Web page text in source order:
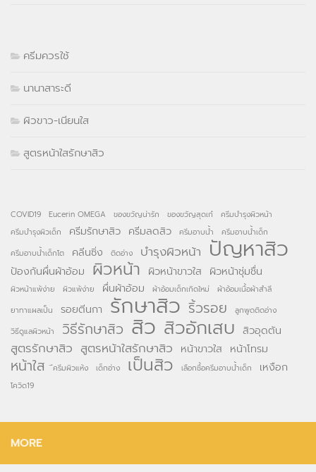
ครีมควรใช้
นานาสาระดี
ผิวขาว-เนียนใส
สูตรหน้าใสรักษาสิว
COVID19 Eucerin OMEGA ของขวัญน่ารัก ของขวัญสุดเก๋
ครีมบำรุงผิวหน้า
ครีมบำรุงผิวเด็ก
ครีมรักษาสิว ครีมลดสิว ครีมอาบน้ำ
ครีมอาบน้ำเด็ก
ครีมอาบน้ำเด็กโต
คลีนซิ่ง ติดอ่าง บำรุงผิวหน้า ปัญหาสิว
ป้องกันผื่นผ้าอ้อม ผิวหน้า ผิวหน้าขาวใส ผิวหน้าชุ่มชื่น
ผิวหน้าแพ้ง่าย ผิวแพ้ง่าย ผื่นผ้าอ้อม ผ้าอ้อมเด็กเกิดใหม่
ผ้าอ้อมเนื้อผ้าสำลี
ยาทาแผลเป็น
รอยตีนกา รักษาสิว ริ้วรอย
ลูกพูดติดอ่าง
วิธีดูแลผิวหน้า
วิธีรักษาสิว สิว สิวอักเสบ สิวอุดตัน
สูตรรักษาสิว สูตรหน้าใสรักษาสิว หน้าขาวใส หน้าโทรม
หน้าใส ึครีมผิวแห้ง เด็กอ่าง เป็นสิว เลือกซื้อครีมอาบน้ำเด็ก เหงือก
โควิด19
MORE